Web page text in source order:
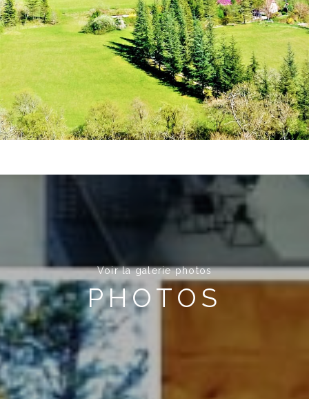
Voir la galerie photos
PHOTOS